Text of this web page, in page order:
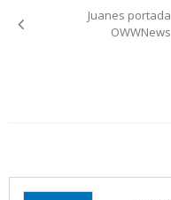
de
Juanes portada
OWWNews